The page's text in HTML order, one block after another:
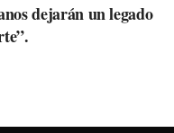
dejarán un legado